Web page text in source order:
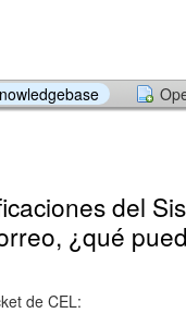
del
¿qué
de CEL: